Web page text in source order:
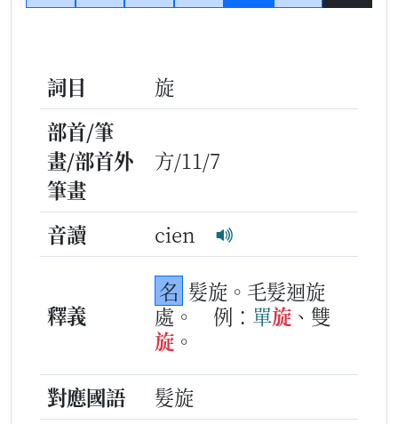
詞目
旋
部首/筆
畫/部首外
筆畫
方/11/7
音讀 cien
釋義
名 髮旋。毛髮迴旋
處。
例： 單旋 、雙
旋 。
對應國語
髮旋